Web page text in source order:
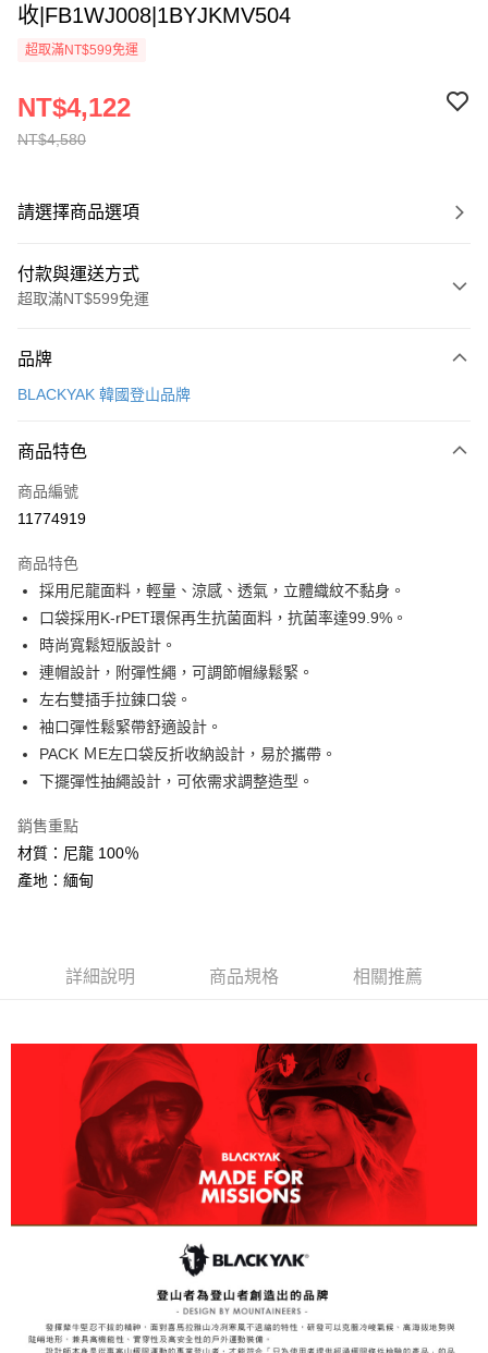
收|FB1WJ008|1BYJKMV504
超取滿NT$599免運
NT$4,580
NT$4,122
請選擇商品選項
付款與運送方式
超取滿NT$599免運
信用卡一次付款
LINE Pay
Apple Pay
悠遊付
Google Pay
全盈+PAY
大哥付你分期
相關說明
【大哥付你分期使用說明】
1.本服務由台灣大哥大提供，台灣大哥大用戶可立即使用無須另外申請。
2.付款方式選擇「大哥付你分期」，訂單成立後會自動跳轉到大哥付的交易
成交易。
3.實際核准額度、可分期數及費用金額請依後續交易確認頁面所載為準。
4.訂單成立30分鐘內，如未前往確認交易或遇審核未通過，訂單將自動取
消。如遇「轉專審核」未通過狀況，表示未達大哥付你分期系統評分，恕無
2.透過簡訊連結打開帳單後，可選擇「超商條碼／台灣大直營門市／銀行轉
1.本服務係由「台灣大哥大股份有限公司」（以下簡稱本公司）所提供，讓
用戶於交易時，得透過本服務購買商品或服務，並由商店將買賣／分期付款
買賣價金債權讓與本公司後，依約使用本公司帳單繳交帳款。
2.基於同意付款使用「大哥付你分期」之契約關係目的，商店將以您的個人
資料（包含姓名、電話或地址）提供予台灣大哥大進項蒐集、處理及利用，
由本公司與您本人進行分期帳單所需資料之確認、核對及更正。
3.完整用戶服務條款，請詳閱以下連結：
https://oppay.tw/userRule
AFTEE先享後付
相關說明
AFTEE先享後付是「在收到商品之後才付款」的支付方式。 讓您購物簡單
便利好安心！
１．簡單：不需註冊會員、不需綁卡、不需儲值。
２．便利：只要手機號碼，簡訊認證，即可結帳。
１．於結帳方式選擇「AFTEE先享後付」後，將跳轉至「AFTEE先享後付」
結帳頁面，進行簡訊認證並確認金額後，即可完成結帳。
ATM／網路銀行／等多元方式進行付款，方視為交易完成。
※ 請注意：結帳手續完成當下不需立刻繳費，但若您需要取消訂單，請聯絡
購買商品的店家。未經商家同意取消之訂單仍視為有效，需透過AFTEE先享
後付繳納相關費用。
※ 交易是否成功請以「AFTEE先享後付 」之結帳頁面顯示為準，若有關於
是否繳費成功／繳費後需取消欲退款等相關疑問，請聯繫「AFTEE先享後付
客戶支援中心」
https://netprotections.freshdesk.com/support/home
【注意事項】
１．透過由恩沛科技股份有限公司提供之「AFTEE先享後付」服務完成之交
易，需依本服務之必要範圍內提供個人資料，並將交易相關給付款項請求債
權轉讓予恩沛科技股份有限公司。
https://aftee.tw/terms/#terms3
３．未成年的使用者請事先徵得法定代理人或監護人之同意方可使用
「AFTEE先享後付」，若未經同意申辦者引起之損失，本公司不負相關責
ATM付款
運送方式
付款後全家取貨
萊爾富取貨付款
每筆NT$60，滿NT$799(含以上)免運費
付款後萊爾富取貨
每筆NT$60，滿NT$799(含以上)免運費
7-11取貨付款
每筆NT$60，滿NT$799(含以上)免運費
每筆NT$60，滿NT$799(含以上)免運費
宅配
品牌
BLACKYAK 韓國登山品牌
商品特色
商品編號
11774919
商品特色
採用尼龍面料，輕量、涼感、透氣，立體織紋不黏身。
口袋採用K-rPET環保再生抗菌面料，抗菌率達99.9%。
時尚寬鬆短版設計。
連帽設計，附彈性繩，可調節帽緣鬆緊。
左右雙插手拉鍊口袋。
袖口彈性鬆緊帶舒適設計。
PACK ＭE左口袋反折收納設計，易於攜帶。
下擺彈性抽繩設計，可依需求調整造型。
銷售重點
材質：尼龍 100％
產地：緬甸
詳細說明 商品規格 相關推薦